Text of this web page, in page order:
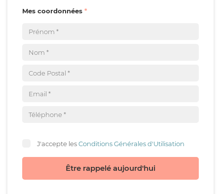
Mes coordonnées
J'accepte lesConditions Générales d'Utilisation
Être rappelé aujourd'hui